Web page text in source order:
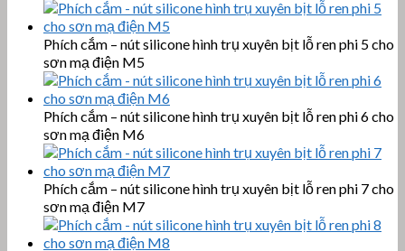
Phích cắm – nút silicone hình trụ xuyên bịt lỗ ren phi 5 cho
sơn mạ điện M5
Phích cắm – nút silicone hình trụ xuyên bịt lỗ ren phi 6 cho
sơn mạ điện M6
Phích cắm – nút silicone hình trụ xuyên bịt lỗ ren phi 7 cho
sơn mạ điện M7